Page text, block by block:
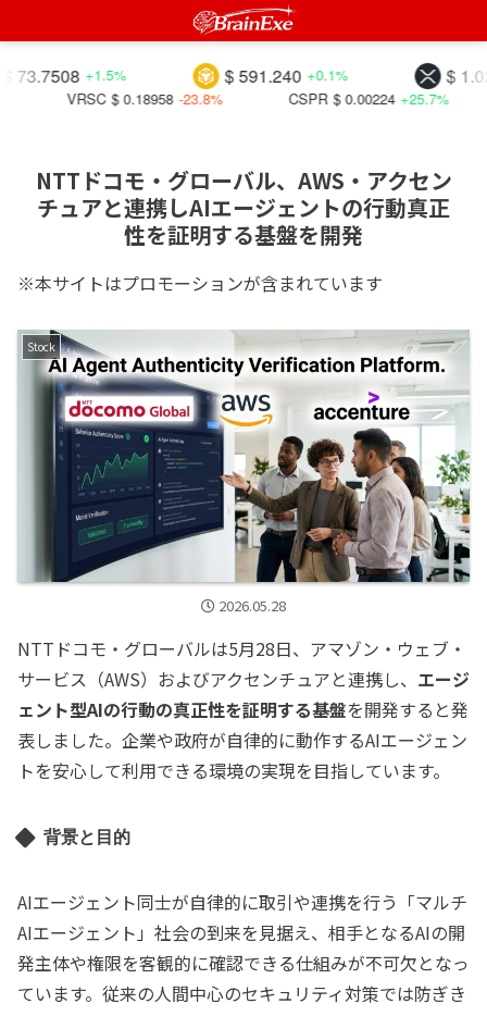
$ 1.02271
$ 591.240 +0.1%
+1.5%
$ 0.00224 +25.7%
$ 0.18958 -23.8%
NTTドコモ・グローバル、AWS・アクセン
チュアと連携しAIエージェントの行動真正
性を証明する基盤を開発
※本サイトはプロモーションが含まれています
Stock
2026.05.28
NTTドコモ・グローバルは5月28日、アマゾン・ウェブ・
サービス（AWS）およびアクセンチュアと連携し、 エージ
ェント型AIの行動の真正性を証明する基盤を開発すると発
表しました。企業や政府が自律的に動作するAIエージェン
トを安心して利用できる環境の実現を目指しています。
背景と目的
AIエージェント同士が自律的に取引や連携を行う「マルチ
AIエージェント」社会の到来を見据え、相手となるAIの開
発主体や権限を客観的に確認できる仕組みが不可欠となっ
ています。従来の人間中心のセキュリティ対策では防ぎき